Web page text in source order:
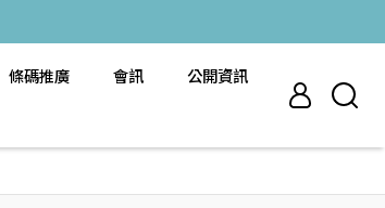
條碼推廣 會訊
公開資訊